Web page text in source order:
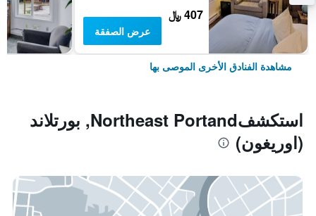
407 ﷼
عرض الصفقة
مشاهدة الفنادق الأخرى الموصى بها
استكشفNortheast Portand, بورتلاند
(اوريغون)